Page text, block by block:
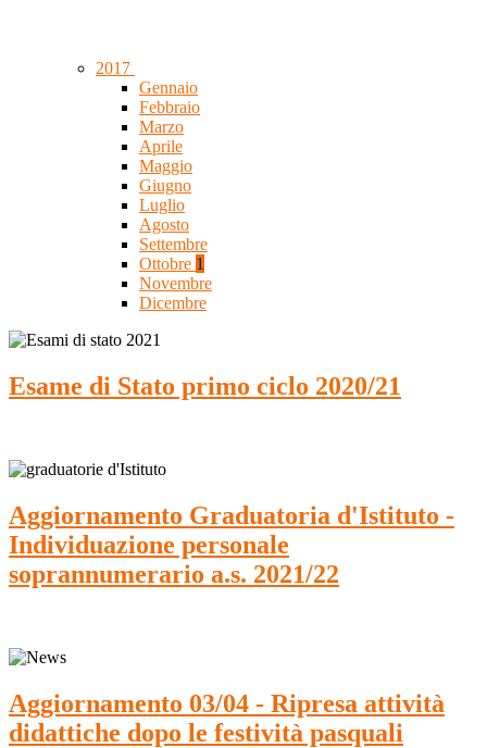
2017
Gennaio
Febbraio
Marzo
Aprile
Maggio
Giugno
Luglio
Agosto
Settembre
Ottobre 1
Novembre
Dicembre
Esame di Stato primo ciclo 2020/21
Aggiornamento Graduatoria d'Istituto -
Individuazione personale
soprannumerario a.s. 2021/22
Aggiornamento 03/04 - Ripresa attività
didattiche dopo le festività pasquali